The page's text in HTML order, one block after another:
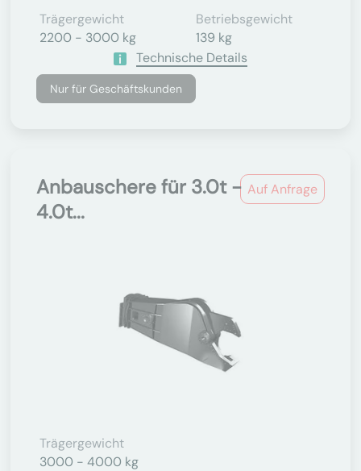
Trägergewicht
2200 - 3000 kg
Betriebsgewicht
139 kg
Technische Details
Nur für Geschäftskunden
Auf Anfrage
Anbauschere für 3.0t -
4.0t...
Trägergewicht
3000 - 4000 kg